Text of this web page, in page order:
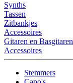
Synths
Tassen
Zitbankjes
Accessoires
Gitaren en Basgitaren
Accessoires
Stemmers